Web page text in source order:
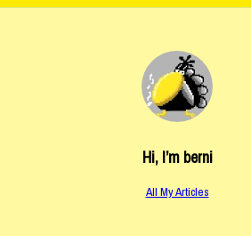
Hi, I’m berni
All My Articles